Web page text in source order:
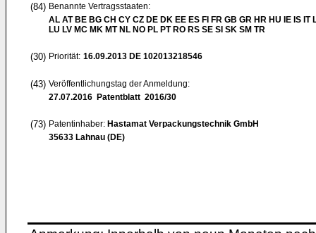
(84) Benannte Vertragsstaaten:
AL AT BE BG CH CY CZ DE DK EE ES FI FR GB GR HR HU IE IS IT
LU LV MC MK MT NL NO PL PT RO RS SE SI SK SM TR
(30) Priorität: 16.09.2013 DE 102013218546
(43) Veröffentlichungstag der Anmeldung:
27.07.2016 Patentblatt 2016/30
(73) Patentinhaber: Hastamat Verpackungstechnik GmbH
35633 Lahnau (DE)